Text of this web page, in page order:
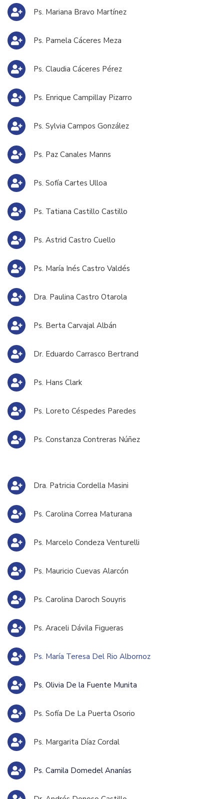
Ps. Mariana Bravo Martínez
Ps. Pamela Cáceres Meza
Ps. Claudia Cáceres Pérez
Ps. Enrique Campillay Pizarro
Ps. Sylvia Campos González
Ps. Paz Canales Manns
Ps. Sofía Cartes Ulloa
Ps. Tatiana Castillo Castillo
Ps. Astrid Castro Cuello
Ps. María Inés Castro Valdés
Dra. Paulina Castro Otarola
Ps. Berta Carvajal Albán
Dr. Eduardo Carrasco Bertrand
Ps. Hans Clark
Ps. Loreto Céspedes Paredes
Ps. Constanza Contreras Núñez
Dra. Patricia Cordella Masini
Ps. Carolina Correa Maturana
Ps. Marcelo Condeza Venturelli
Ps. Mauricio Cuevas Alarcón
Ps. Carolina Daroch Souyris
Ps. Araceli Dávila Figueras
Ps. María Teresa Del Rio Albornoz
Ps. Olivia De la Fuente Munita
Ps. Sofía De La Puerta Osorio
Ps. Margarita Díaz Cordal
Ps. Camila Domedel Ananías